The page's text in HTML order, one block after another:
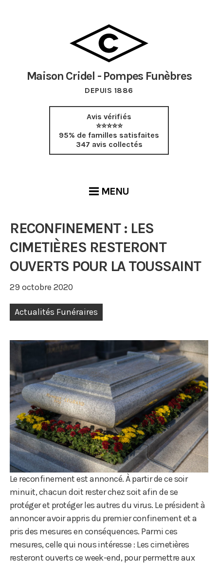
Maison Cridel - Pompes Funèbres
DEPUIS 1886
Avis vérifiés
⭐⭐⭐⭐⭐
95% de familles satisfaites
347 avis collectés
MENU
RECONFINEMENT : LES
CIMETIÈRES RESTERONT
OUVERTS POUR LA TOUSSAINT
29 octobre 2020
Actualités Funéraires
Le reconfinement est annoncé. À partir de ce soir
minuit, chacun doit rester chez soit afin de se
protéger et protéger les autres du virus. Le président à
annoncer avoir appris du premier confinement et a
pris des mesures en conséquences. Parmi ces
mesures, celle qui nous intéresse : Les cimetières
resteront ouverts ce week-end, pour permettre aux